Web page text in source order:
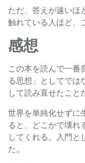
ただ、答えが速いほ
触れている人ほど、
感想
この本を読んで一番
る思想」としてでは
して読み直せたこと
世界を単純化せずに
ると、どこかで壊れ
してくれる。入門と
た。